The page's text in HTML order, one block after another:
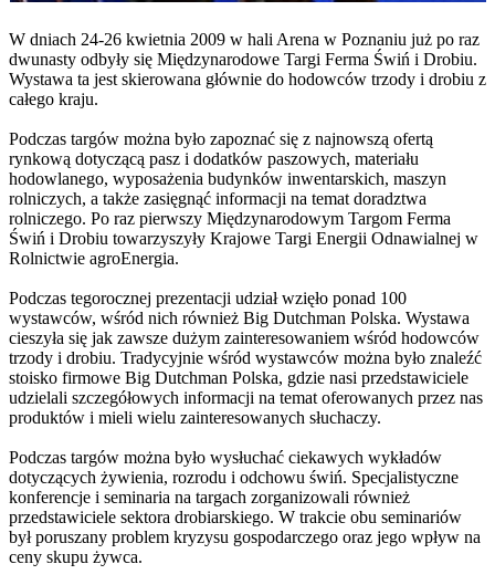
W dniach 24-26 kwietnia 2009 w hali Arena w Poznaniu już po raz
dwunasty odbyły się Międzynarodowe Targi Ferma Świń i Drobiu.
Wystawa ta jest skierowana głównie do hodowców trzody i drobiu z
całego kraju.
Podczas targów można było zapoznać się z najnowszą ofertą
rynkową dotyczącą pasz i dodatków paszowych, materiału
hodowlanego, wyposażenia budynków inwentarskich, maszyn
rolniczych, a także zasięgnąć informacji na temat doradztwa
rolniczego. Po raz pierwszy Międzynarodowym Targom Ferma
Świń i Drobiu towarzyszyły Krajowe Targi Energii Odnawialnej w
Rolnictwie agroEnergia.
Podczas tegorocznej prezentacji udział wzięło ponad 100
wystawców, wśród nich również Big Dutchman Polska. Wystawa
cieszyła się jak zawsze dużym zainteresowaniem wśród hodowców
trzody i drobiu. Tradycyjnie wśród wystawców można było znaleźć
stoisko firmowe Big Dutchman Polska, gdzie nasi przedstawiciele
udzielali szczegółowych informacji na temat oferowanych przez nas
produktów i mieli wielu zainteresowanych słuchaczy.
Podczas targów można było wysłuchać ciekawych wykładów
dotyczących żywienia, rozrodu i odchowu świń. Specjalistyczne
konferencje i seminaria na targach zorganizowali również
przedstawiciele sektora drobiarskiego. W trakcie obu seminariów
był poruszany problem kryzysu gospodarczego oraz jego wpływ na
ceny skupu żywca.